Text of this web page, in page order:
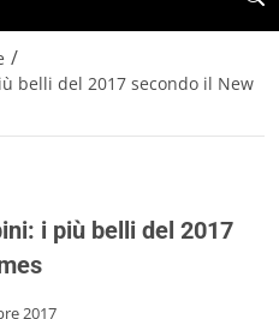
/
belli del 2017 secondo il New
i più belli del 2017
2017